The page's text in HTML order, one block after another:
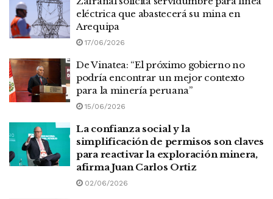
eléctrica que abastecerá su mina en
Arequipa
17/06/2026
De Vinatea: “El próximo gobierno no
podría encontrar un mejor contexto
para la minería peruana”
15/06/2026
La confianza social y la
simplificación de permisos son claves
para reactivar la exploración minera,
afirma Juan Carlos Ortiz
02/06/2026